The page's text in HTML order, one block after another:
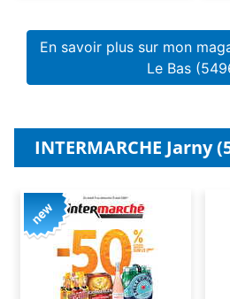
En savoir plus sur mon
Le Bas
INTERMARCHE Jarny